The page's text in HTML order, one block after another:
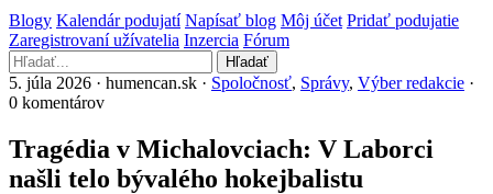
Blogy Kalendár podujatí Napísať blog Môj účet Pridať podujatie
Zaregistrovaní užívatelia Inzercia Fórum
Hľadať
5. júla 2026 · humencan.sk · Spoločnosť, Správy, Výber redakcie ·
0 komentárov
Tragédia v Michalovciach: V Laborci
našli telo bývalého hokejbalistu